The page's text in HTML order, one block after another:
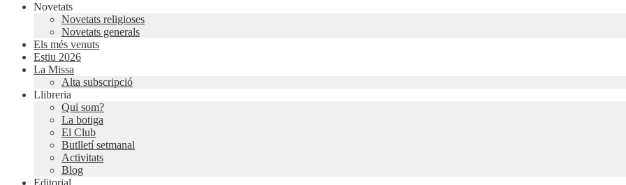
Novetats
Novetats religioses
Novetats generals
Els més venuts
Estiu 2026
La Missa
Alta subscripció
Llibreria
Qui som?
La botiga
El Club
Butlletí setmanal
Activitats
Blog
Editorial